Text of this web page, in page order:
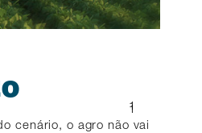
cenário, o agro não vai
11